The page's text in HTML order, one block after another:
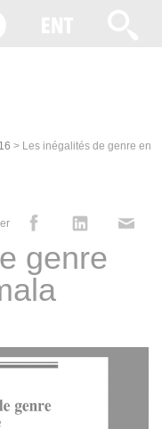
> Les inégalités de genre en
genre